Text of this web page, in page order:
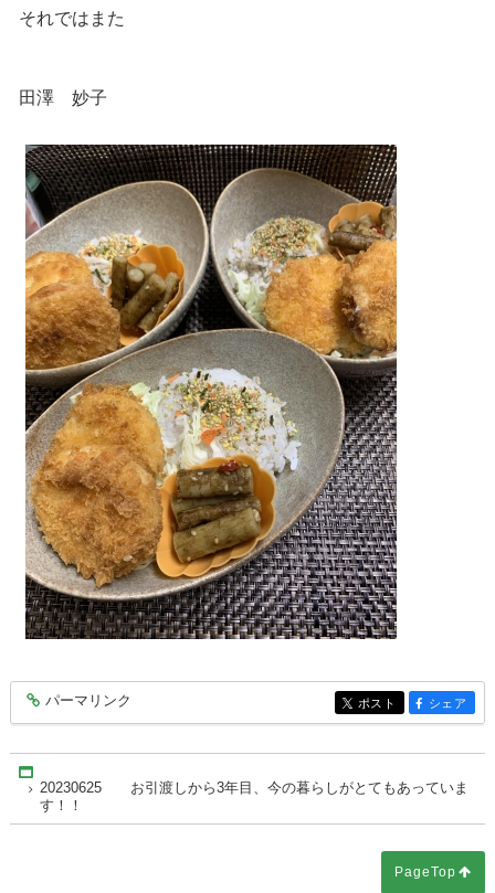
それではまた
田澤 妙子
entry8194
パーマリンク entry8194
ポスト entry8194
シェア
20230625 お引渡しから3年目、今の暮らしがとてもあっていま
す！！
PageTop